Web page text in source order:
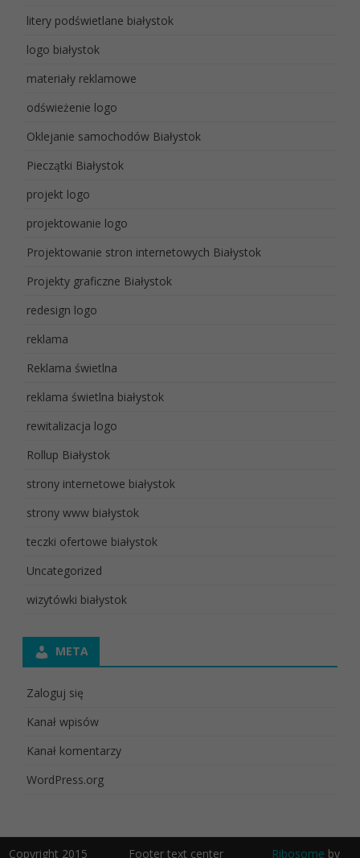
litery podświetlane białystok
logo białystok
materiały reklamowe
odświeżenie logo
Oklejanie samochodów Białystok
Pieczątki Białystok
projekt logo
projektowanie logo
Projektowanie stron internetowych Białystok
Projekty graficzne Białystok
redesign logo
reklama
Reklama świetlna
reklama świetlna białystok
rewitalizacja logo
Rollup Białystok
strony internetowe białystok
strony www białystok
teczki ofertowe białystok
Uncategorized
wizytówki białystok
META
Zaloguj się
Kanał wpisów
Kanał komentarzy
WordPress.org
Copyright 2015 Footer text center Ribosome by